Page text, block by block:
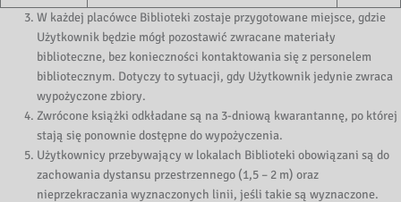
W każdej placówce Biblioteki zostaje przygotowane miejsce, gdzie
Użytkownik będzie mógł pozostawić zwracane materiały
biblioteczne, bez konieczności kontaktowania się z personelem
bibliotecznym. Dotyczy to sytuacji, gdy Użytkownik jedynie zwraca
wypożyczone zbiory.
Zwrócone książki odkładane są na 3-dniową kwarantannę, po której
stają się ponownie dostępne do wypożyczenia.
Użytkownicy przebywający w lokalach Biblioteki obowiązani są do
zachowania dystansu przestrzennego (1,5 – 2 m) oraz
nieprzekraczania wyznaczonych linii, jeśli takie są wyznaczone.